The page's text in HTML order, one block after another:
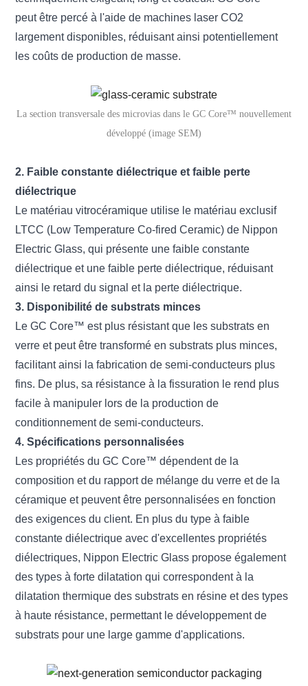
peut être percé à l'aide de machines laser CO2
largement disponibles, réduisant ainsi potentiellement
les coûts de production de masse.
La section transversale des microvias dans le GC Core™ nouvellement
développé (image SEM)
2. Faible constante diélectrique et faible perte
diélectrique
Le matériau vitrocéramique utilise le matériau exclusif
LTCC (Low Temperature Co-fired Ceramic) de Nippon
Electric Glass, qui présente une faible constante
diélectrique et une faible perte diélectrique, réduisant
ainsi le retard du signal et la perte diélectrique.
3. Disponibilité de substrats minces
Le GC Core™ est plus résistant que les substrats en
verre et peut être transformé en substrats plus minces,
facilitant ainsi la fabrication de semi-conducteurs plus
fins. De plus, sa résistance à la fissuration le rend plus
facile à manipuler lors de la production de
conditionnement de semi-conducteurs.
4. Spécifications personnalisées
Les propriétés du GC Core™ dépendent de la
composition et du rapport de mélange du verre et de la
céramique et peuvent être personnalisées en fonction
des exigences du client. En plus du type à faible
constante diélectrique avec d'excellentes propriétés
diélectriques, Nippon Electric Glass propose également
des types à forte dilatation qui correspondent à la
dilatation thermique des substrats en résine et des types
à haute résistance, permettant le développement de
substrats pour une large gamme d'applications.